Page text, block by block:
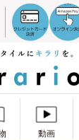
動画